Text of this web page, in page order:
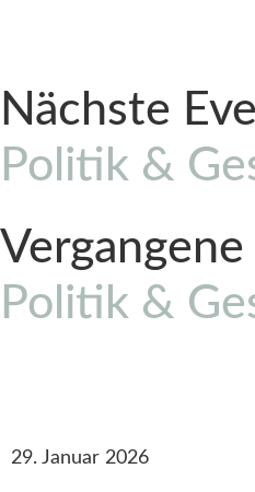
Nächste
Politik &
Politik &
29. Januar 2026